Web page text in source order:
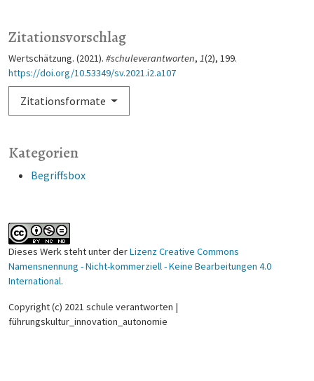
Kategorien
Begriffsbox
Zitationsvorschlag
Wertschätzung. (2021). #schuleverantworten, 1(2), 199.
https://doi.org/10.53349/sv.2021.i2.a107
Zitationsformate
Dieses Werk steht unter derLizenz Creative Commons
Namensnennung - Nicht-kommerziell - Keine Bearbeitungen 4.0
International.
Copyright (c) 2021 schule verantworten |
führungskultur_innovation_autonomie